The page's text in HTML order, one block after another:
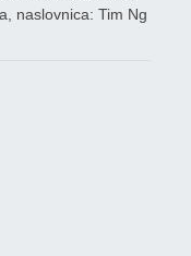
naslovnica: Tim Ng